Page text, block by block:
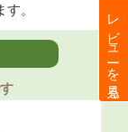
レビューを見る
。